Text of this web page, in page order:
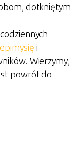
dotkniętym
i
Wierzymy,
powrót do